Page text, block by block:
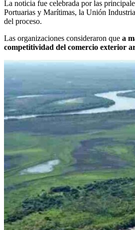
La noticia fue celebrada por las
Portuarias y Marítimas, la Unión
del proceso.
Las organizaciones consideraron que a
competitividad del comercio exterior